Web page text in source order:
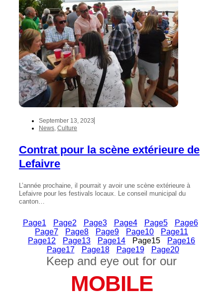
September 13, 2023
News Culture
Contrat pour la scène extérieure de
Lefaivre
L’année prochaine, il pourrait y avoir une scène extérieure à
Lefaivre pour les festivals locaux. Le conseil municipal du
canton…
Page1 Page2 Page3 Page4 Page5 Page6
Page7 Page8 Page9 Page10 Page11
Page12 Page13 Page14 Page15 Page16
Page17 Page18 Page19 Page20
Keep and eye out for our
MOBILE